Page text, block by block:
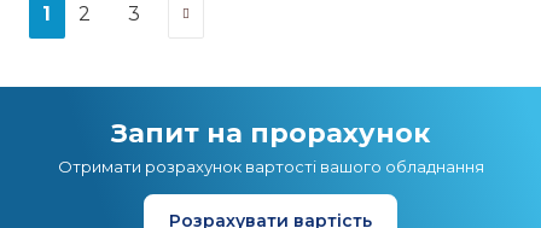
1 2 3
Запит на прорахунок
Отримати розрахунок вартості вашого обладнання
Розрахувати вартість